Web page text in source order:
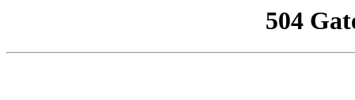
504